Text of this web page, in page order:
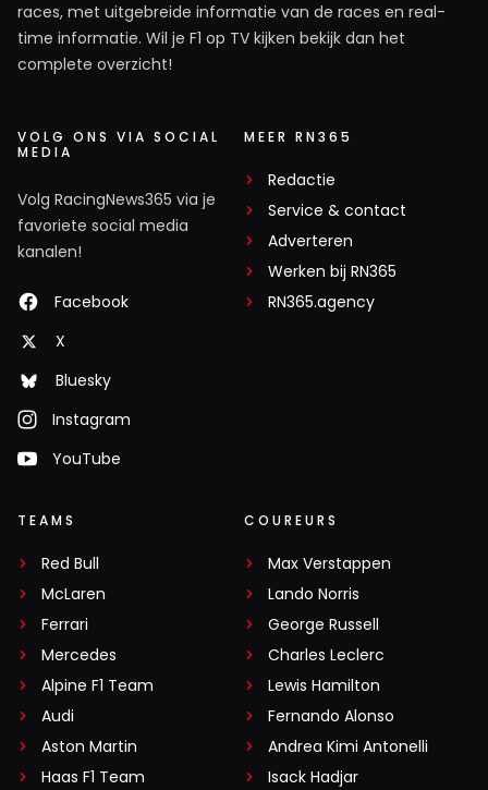
races, met uitgebreide informatie van de races en real-
time informatie. Wil je F1 op TV kijken bekijk dan het
complete overzicht!
VOLG ONS VIA SOCIAL
MEDIA
Volg RacingNews365 via je
favoriete social media
kanalen!
Facebook
X
Bluesky
Instagram
YouTube
MEER RN365
Redactie
Service & contact
Adverteren
Werken bij RN365
RN365.agency
TEAMS
Red Bull
McLaren
Ferrari
Mercedes
Alpine F1 Team
Audi
Aston Martin
Haas F1 Team
COUREURS
Max Verstappen
Lando Norris
George Russell
Charles Leclerc
Lewis Hamilton
Fernando Alonso
Andrea Kimi Antonelli
Isack Hadjar